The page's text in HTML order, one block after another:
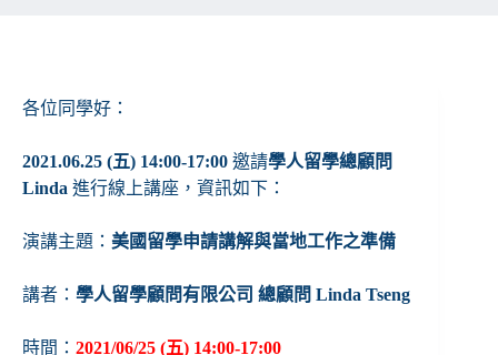
各位同學好：
2021.06.25 (五) 14:00-17:00 邀請學人留學總顧問
Linda 進行線上講座，資訊如下：
演講主題： 美國留學申請講解與當地工作之準備
講者： 學人留學顧問有限公司 總顧問 Linda Tseng
時間： 2021/06/25 (五) 14:00-17:00